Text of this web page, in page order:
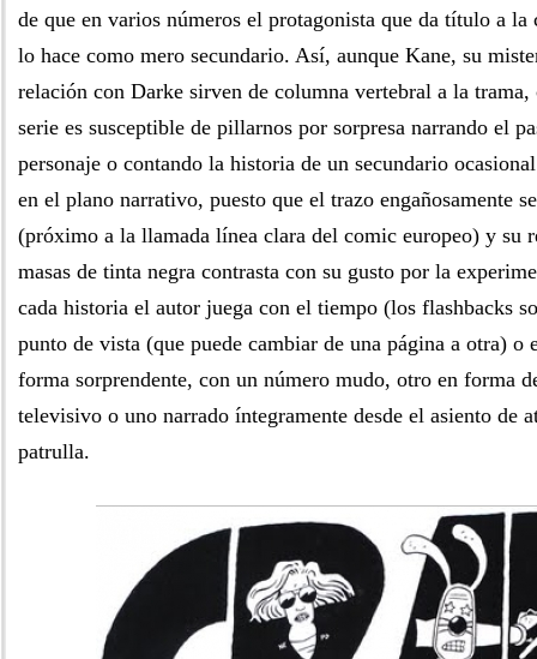
de que en varios números el protagonista que da título a la
lo hace como mero secundario. Así, aunque Kane, su
relación con Darke sirven de columna vertebral a la trama,
serie es susceptible de pillarnos por sorpresa narrando el
personaje o contando la historia de un secundario
en el plano narrativo, puesto que el trazo engañosamente
(próximo a la llamada línea clara del comic europeo) y su
masas de tinta negra contrasta con su gusto por la
cada historia el autor juega con el tiempo (los flashbacks
punto de vista (que puede cambiar de una página a otra) o
forma sorprendente, con un número mudo, otro en forma
televisivo o uno narrado íntegramente desde el asiento de
patrulla.